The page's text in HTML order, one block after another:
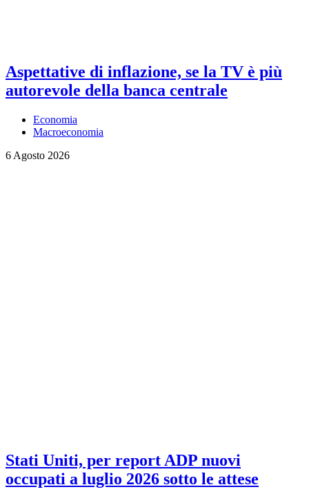
Aspettative di inflazione, se la TV è più
autorevole della banca centrale
Economia
Macroeconomia
6 Agosto 2026
Stati Uniti, per report ADP nuovi
occupati a luglio 2026 sotto le attese